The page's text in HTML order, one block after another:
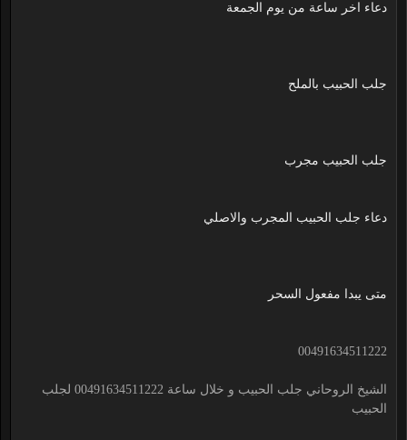
دعاء اخر ساعة من يوم الجمعة
جلب الحبيب بالملح
جلب الحبيب مجرب
دعاء جلب الحبيب المجرب والاصلي
متى يبدا مفعول السحر
00491634511222
الشيخ الروحاني جلب الحبيب و خلال ساعة 00491634511222 لجلب
الحبيب